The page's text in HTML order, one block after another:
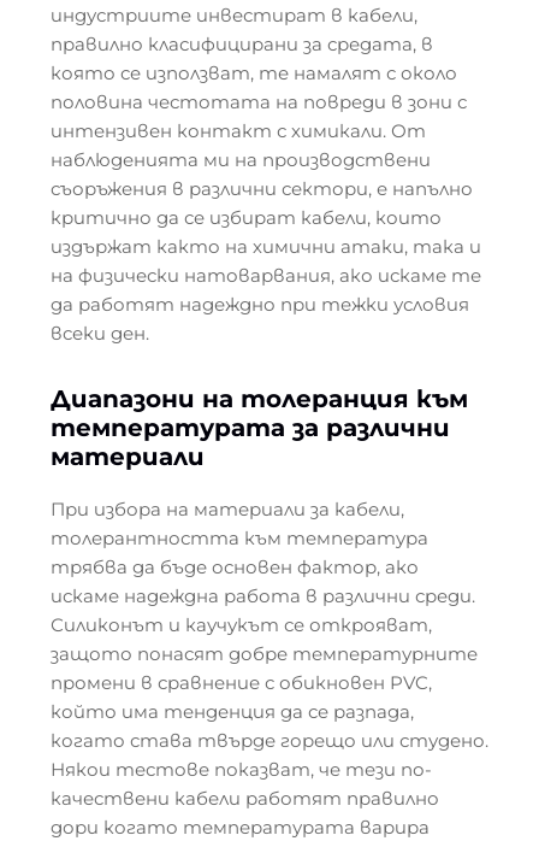
индустриите инвестират в кабели,
правилно класифицирани за средата, в
която се използват, те намалят с около
половина честотата на повреди в зони с
интензивен контакт с химикали. От
наблюденията ми на производствени
съоръжения в различни сектори, е напълно
критично да се избират кабели, които
издържат както на химични атаки, така и
на физически натоварвания, ако искаме те
да работят надеждно при тежки условия
всеки ден.
Диапазони на толеранция към
температурата за различни
материали
При избора на материали за кабели,
толерантността към температура
трябва да бъде основен фактор, ако
искаме надеждна работа в различни среди.
Силиконът и каучукът се открояват,
защото понасят добре температурните
промени в сравнение с обикновен PVC,
който има тенденция да се разпада,
когато става твърде горещо или студено.
Някои тестове показват, че тези по-
качествени кабели работят правилно
дори когато температурата варира